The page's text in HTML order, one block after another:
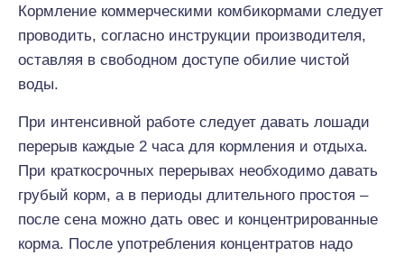
Кормление коммерческими комбикормами следует
проводить, согласно инструкции производителя,
оставляя в свободном доступе обилие чистой
воды.
При интенсивной работе следует давать лошади
перерыв каждые 2 часа для кормления и отдыха.
При краткосрочных перерывах необходимо давать
грубый корм, а в периоды длительного простоя –
после сена можно дать овес и концентрированные
корма. После употребления концентратов надо